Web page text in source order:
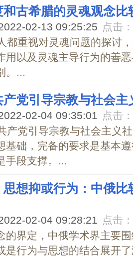
和古希腊的灵魂观念比
02-13 09:25:25 点击：
都重视对灵魂问题的探讨
用以及灵魂主导行为的善
。...
产党引导宗教与社会
02-04 09:35:01 点击：
产党引导宗教与社会主义
基础，完备的要求是基本
手段支撑。...
思想抑或行为：中俄
02-04 09:28:21 点击：
的界定，中俄学术界主要
是行为与思想的结合展开